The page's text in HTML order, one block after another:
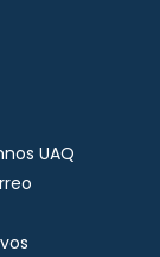
UAQ